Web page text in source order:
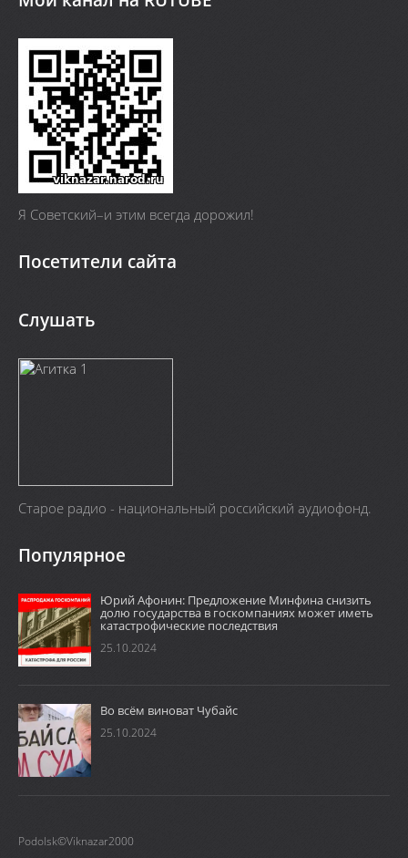
Я Cоветский–и этим всегда дорожил!
Слушать
Старое радио - национальный российский аудиофонд.
Популярное
Юрий Афонин: Предложение Минфина снизить
долю государства в госкомпаниях может иметь
катастрофические последствия
Во всём виноват Чубайс